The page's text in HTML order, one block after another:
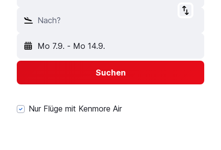
Nach?
Mo 7.9. - Mo 14.9.
Suchen
Nur Flüge mit Kenmore Air